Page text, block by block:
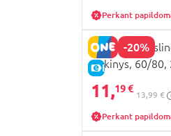
Perkant
-20%
E-KAINA
EGAKIDS
rinkinys, 60/80,
11,19 €
13,99 €
Perkant